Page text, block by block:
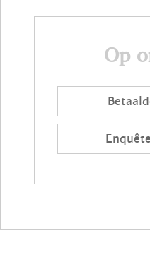
Op